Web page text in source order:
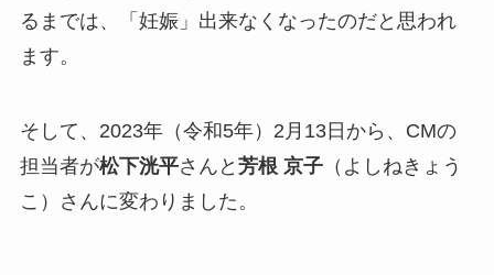
るまでは、「妊娠」出来なくなったのだと思われ
ます。
そして、2023年（令和5年）2月13日から、CMの
担当者が松下洸平さんと 芳根 京子（よしねきょう
こ）さんに変わりました。